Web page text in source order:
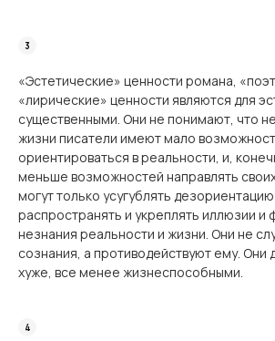
«Эстетические» ценности романа,
«лирические» ценности являются для
существенными. Они не понимают, что
жизни писатели имеют мало
ориентироваться в реальности, и,
меньше возможностей направлять
могут только усугублять
распространять и укреплять иллюзии и
незнания реальности и жизни. Они не
сознания, а противодействуют ему. Они
хуже, все менее жизнеспособными.